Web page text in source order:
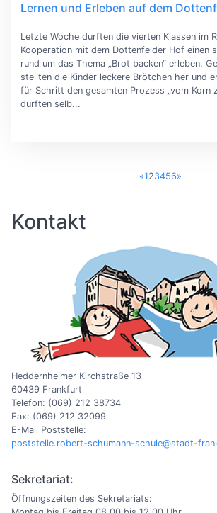
Lernen und Erleben auf dem
Letzte Woche durften die vierten Klassen im
Kooperation mit dem Dottenfelder Hof einen
rund um das Thema „Brot backen“ erleben.
stellten die Kinder leckere Brötchen her und
für Schritt den gesamten Prozess „vom Korn
durften selb...
«123456»
Kontakt
Heddernheimer Kirchstraße 13
60439 Frankfurt
Telefon: (069) 212 38734
Fax: (069) 212 32099
E-Mail Poststelle:
poststelle.robert-schumann-schule@stadt-
Sekretariat:
Öffnungszeiten des Sekretariats: